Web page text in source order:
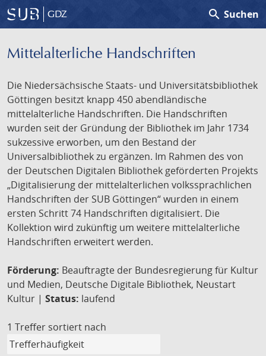
GDZ search Suchen
Mittelalterliche Handschriften
Die Niedersächsische Staats- und Universitätsbibliothek
Göttingen besitzt knapp 450 abendländische
mittelalterliche Handschriften. Die Handschriften
wurden seit der Gründung der Bibliothek im Jahr 1734
sukzessive erworben, um den Bestand der
Universalbibliothek zu ergänzen. Im Rahmen des von
der Deutschen Digitalen Bibliothek geförderten Projekts
„Digitalisierung der mittelalterlichen volkssprachlichen
Handschriften der SUB Göttingen“ wurden in einem
ersten Schritt 74 Handschriften digitalisiert. Die
Kollektion wird zukünftig um weitere mittelalterliche
Handschriften erweitert werden.
Förderung: Beauftragte der Bundesregierung für Kultur
und Medien, Deutsche Digitale Bibliothek, Neustart
Kultur | Status: laufend
1 Treffer sortiert nach